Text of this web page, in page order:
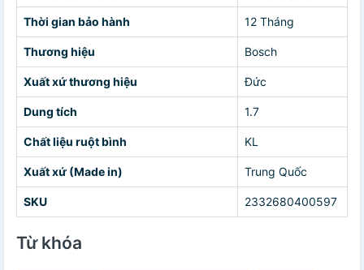
Thời gian bảo hành 12 Tháng
Thương hiệu Bosch
Xuất xứ thương hiệu Đức
Dung tích 1.7
Chất liệu ruột bình KL
Xuất xứ (Made in) Trung Quốc
SKU 2332680400597
Từ khóa